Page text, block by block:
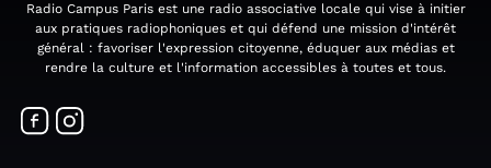
Radio Campus Paris est une radio associative locale qui vise à initier
aux pratiques radiophoniques et qui défend une mission d'intérêt
général : favoriser l'expression citoyenne, éduquer aux médias et
rendre la culture et l'information accessibles à toutes et tous.